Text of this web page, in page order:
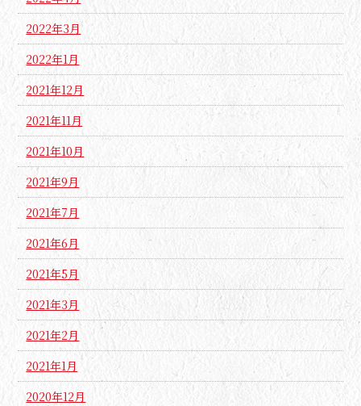
2022年3月
2022年1月
2021年12月
2021年11月
2021年10月
2021年9月
2021年7月
2021年6月
2021年5月
2021年3月
2021年2月
2021年1月
2020年12月